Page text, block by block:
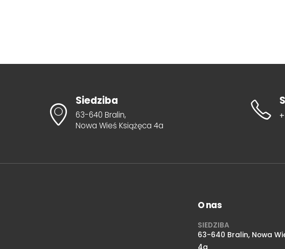
Siedziba
63-640 Bralin,
Nowa Wieś Książęca 4a
O nas
SIEDZIBA
63-640 Bralin, Nowa